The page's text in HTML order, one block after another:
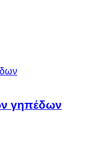
γηπέδων